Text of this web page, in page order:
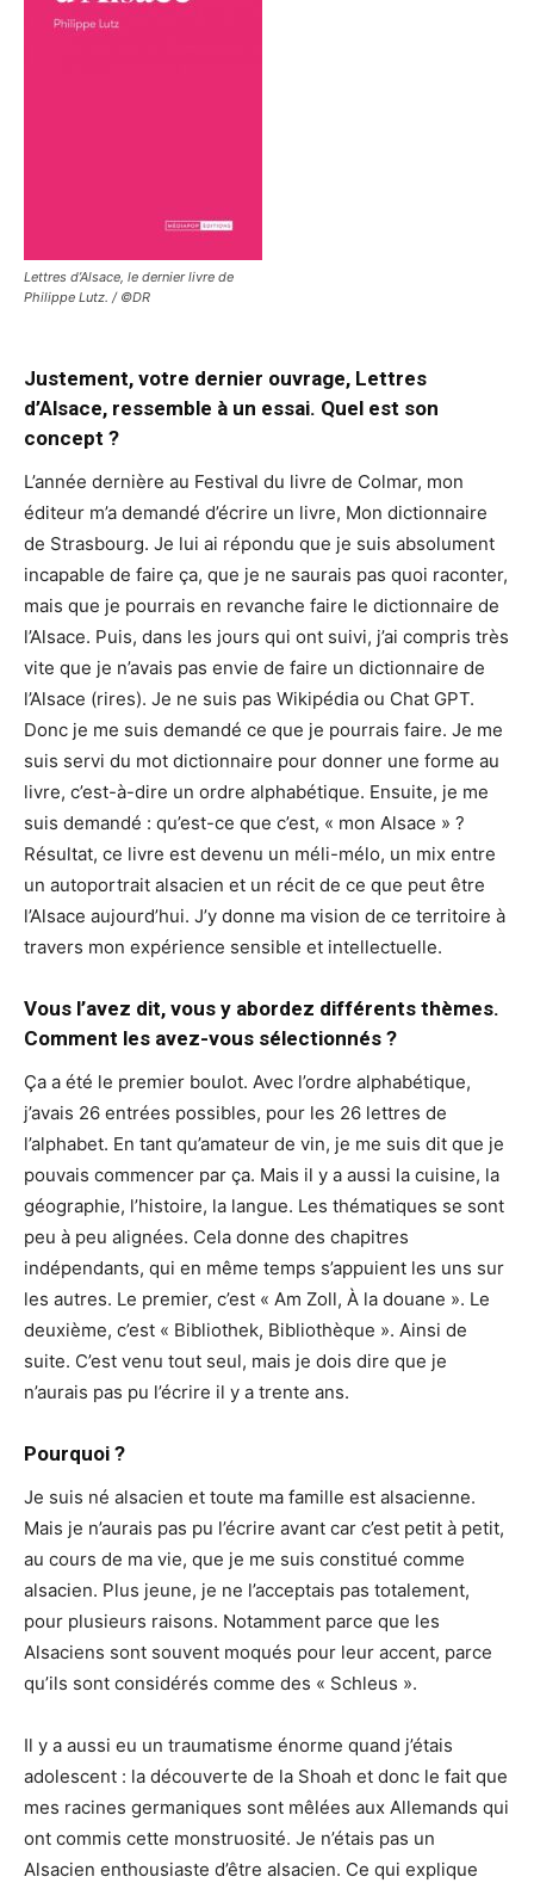
Lettres d’Alsace, le dernier livre de
Philippe Lutz. / ©DR
Justement, votre dernier ouvrage, Lettres
d’Alsace, ressemble à un essai. Quel est son
concept ?
L’année dernière au Festival du livre de Colmar, mon
éditeur m’a demandé d’écrire un livre, Mon dictionnaire
de Strasbourg. Je lui ai répondu que je suis absolument
incapable de faire ça, que je ne saurais pas quoi raconter,
mais que je pourrais en revanche faire le dictionnaire de
l’Alsace. Puis, dans les jours qui ont suivi, j’ai compris très
vite que je n’avais pas envie de faire un dictionnaire de
l’Alsace (rires). Je ne suis pas Wikipédia ou Chat GPT.
Donc je me suis demandé ce que je pourrais faire. Je me
suis servi du mot dictionnaire pour donner une forme au
livre, c’est-à-dire un ordre alphabétique. Ensuite, je me
suis demandé : qu’est-ce que c’est, « mon Alsace » ?
Résultat, ce livre est devenu un méli-mélo, un mix entre
un autoportrait alsacien et un récit de ce que peut être
l’Alsace aujourd’hui. J’y donne ma vision de ce territoire à
travers mon expérience sensible et intellectuelle.
Vous l’avez dit, vous y abordez différents thèmes.
Comment les avez-vous sélectionnés ?
Ça a été le premier boulot. Avec l’ordre alphabétique,
j’avais 26 entrées possibles, pour les 26 lettres de
l’alphabet. En tant qu’amateur de vin, je me suis dit que je
pouvais commencer par ça. Mais il y a aussi la cuisine, la
géographie, l’histoire, la langue. Les thématiques se sont
peu à peu alignées. Cela donne des chapitres
indépendants, qui en même temps s’appuient les uns sur
les autres. Le premier, c’est « Am Zoll, À la douane ». Le
deuxième, c’est « Bibliothek, Bibliothèque ». Ainsi de
suite. C’est venu tout seul, mais je dois dire que je
n’aurais pas pu l’écrire il y a trente ans.
Pourquoi ?
Je suis né alsacien et toute ma famille est alsacienne.
Mais je n’aurais pas pu l’écrire avant car c’est petit à petit,
au cours de ma vie, que je me suis constitué comme
alsacien. Plus jeune, je ne l’acceptais pas totalement,
pour plusieurs raisons. Notamment parce que les
Alsaciens sont souvent moqués pour leur accent, parce
qu’ils sont considérés comme des « Schleus ».
Il y a aussi eu un traumatisme énorme quand j’étais
adolescent : la découverte de la Shoah et donc le fait que
mes racines germaniques sont mêlées aux Allemands qui
ont commis cette monstruosité. Je n’étais pas un
Alsacien enthousiaste d’être alsacien. Ce qui explique